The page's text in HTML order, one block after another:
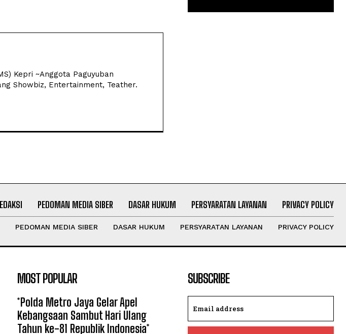
Kepri ~Anggota Paguyuban
Showbiz, Entertainment, Teather.
PEDOMAN MEDIA SIBER DASAR HUKUM PERSYARATAN LAYANAN PRIVACY POLICY
PEDOMAN MEDIA SIBER DASAR HUKUM PERSYARATAN LAYANAN PRIVACY POLICY
MOST POPULAR
*Polda Metro Jaya Gelar Apel
Kebangsaan Sambut Hari Ulang
Tahun ke-81 Republik Indonesia*
SUBSCRIBE